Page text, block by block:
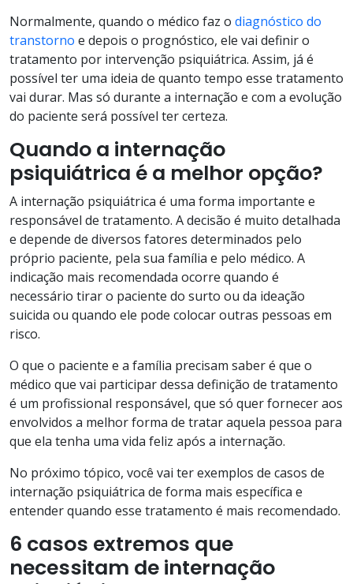
Normalmente, quando o médico faz o diagnóstico do
transtorno e depois o prognóstico, ele vai definir o
tratamento por intervenção psiquiátrica. Assim, já é
possível ter uma ideia de quanto tempo esse tratamento
vai durar. Mas só durante a internação e com a evolução
do paciente será possível ter certeza.
Quando a internação
psiquiátrica é a melhor opção?
A internação psiquiátrica é uma forma importante e
responsável de tratamento. A decisão é muito detalhada
e depende de diversos fatores determinados pelo
próprio paciente, pela sua família e pelo médico. A
indicação mais recomendada ocorre quando é
necessário tirar o paciente do surto ou da ideação
suicida ou quando ele pode colocar outras pessoas em
risco.
O que o paciente e a família precisam saber é que o
médico que vai participar dessa definição de tratamento
é um profissional responsável, que só quer fornecer aos
envolvidos a melhor forma de tratar aquela pessoa para
que ela tenha uma vida feliz após a internação.
No próximo tópico, você vai ter exemplos de casos de
internação psiquiátrica de forma mais específica e
entender quando esse tratamento é mais recomendado.
6 casos extremos que
necessitam de internação